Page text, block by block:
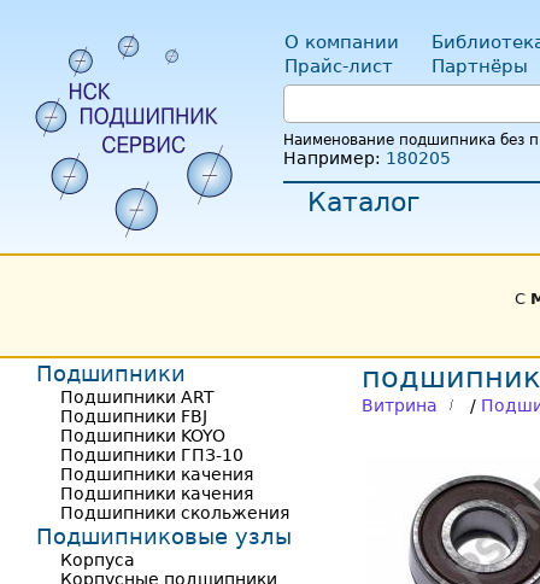
О компании
Прайс-лист
Партнёры
Наименование подшипника без
Например: 180205
Каталог
С
Витрина /
Подшипники
Подшипники ART
Подшипники FBJ
Подшипники KOYO
Подшипники ГПЗ-10
Подшипники качения
Подшипники качения
Подшипники скольжения
Подшипниковые узлы
Корпуса
Корпусные подшипники